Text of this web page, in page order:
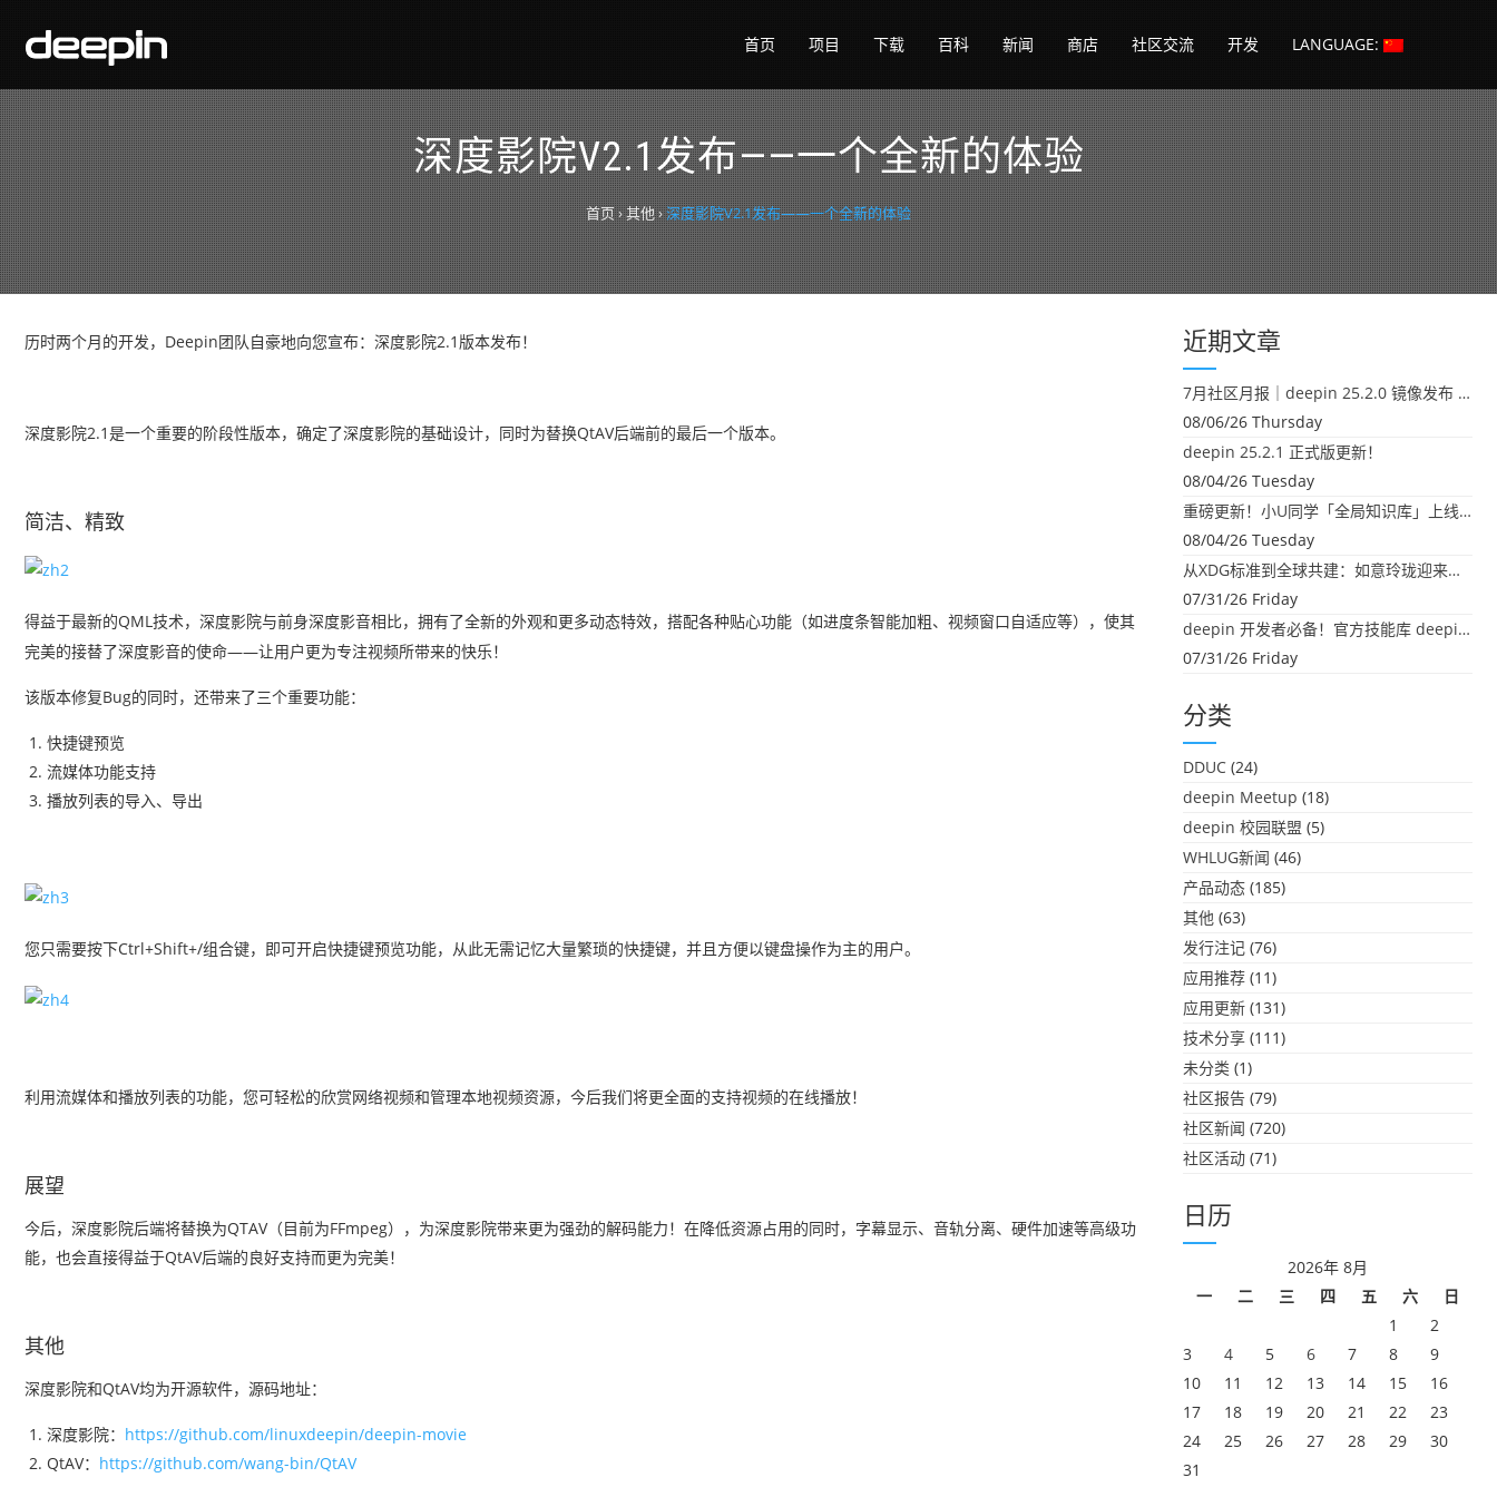
首页 项目 下载 百科 新闻 商店 社区交流 开发 LANGUAGE:
深度影院V2.1发布——一个全新的体验
首页 ›其他›深度影院V2.1发布——一个全新的体验
历时两个月的开发，Deepin团队自豪地向您宣布：深度影院2.1版本发布！
深度影院2.1是一个重要的阶段性版本，确定了深度影院的基础设计，同时为替换QtAV后端前的最后一个版本。
简洁、精致
得益于最新的QML技术，深度影院与前身深度影音相比，拥有了全新的外观和更多动态特效，搭配各种贴心功能（如进度条智能加粗、视频窗口自适应等），使其
完美的接替了深度影音的使命——让用户更为专注视频所带来的快乐！
该版本修复Bug的同时，还带来了三个重要功能：
快捷键预览
流媒体功能支持
播放列表的导入、导出
您只需要按下Ctrl+Shift+/组合键，即可开启快捷键预览功能，从此无需记忆大量繁琐的快捷键，并且方便以键盘操作为主的用户。
利用流媒体和播放列表的功能，您可轻松的欣赏网络视频和管理本地视频资源，今后我们将更全面的支持视频的在线播放！
展望
今后，深度影院后端将替换为QTAV（目前为FFmpeg），为深度影院带来更为强劲的解码能力！在降低资源占用的同时，字幕显示、音轨分离、硬件加速等高级功
能，也会直接得益于QtAV后端的良好支持而更为完美！
其他
深度影院和QtAV均为开源软件，源码地址：
深度影院： https://github.com/linuxdeepin/deepin-movie
QtAV： https://github.com/wang-bin/QtAV
近期文章
7月社区月报｜deepin 25.2.0 镜像发布 & 小U同学定时任务上线
08/06/26 Thursday
deepin 25.2.1 正式版更新！
08/04/26 Tuesday
重磅更新！小U同学「全局知识库」上线：你的本地文件，终于"活"起来了
08/04/26 Tuesday
从XDG标准到全球共建：如意玲珑迎来首个海外开源贡献
07/31/26 Friday
deepin 开发者必备！官方技能库 deepin-skills 正式开源
07/31/26 Friday
分类
DDUC (24)
deepin Meetup (18)
deepin 校园联盟 (5)
WHLUG新闻 (46)
产品动态 (185)
其他 (63)
发行注记 (76)
应用推荐 (11)
应用更新 (131)
技术分享 (111)
未分类 (1)
社区报告 (79)
社区新闻 (720)
社区活动 (71)
日历
2026年 8月
一
二 三 四 五 六
日
1
2
3
4 5 6 7 8
9
10
11 12 13 14 15
16
17
18 19 20 21 22
23
24
25 26 27 28 29
30
31